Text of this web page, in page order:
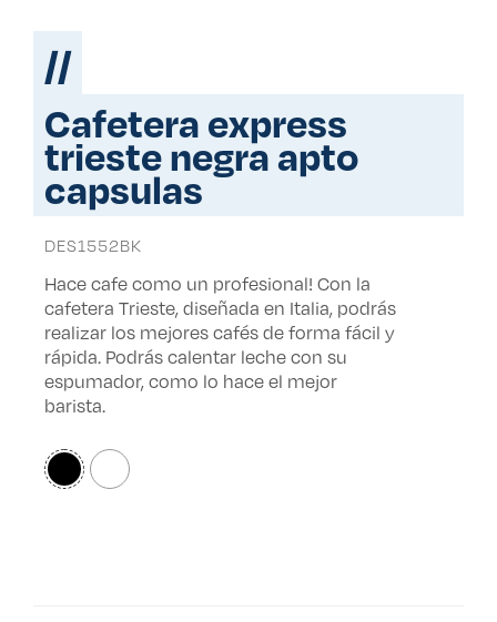
//
cafetera express
trieste negra apto
capsulas
DES1552BK
Hace cafe como un profesional! Con la
cafetera Trieste, diseñada en Italia, podrás
realizar los mejores cafés de forma fácil y
rápida. Podrás calentar leche con su
espumador, como lo hace el mejor
barista.